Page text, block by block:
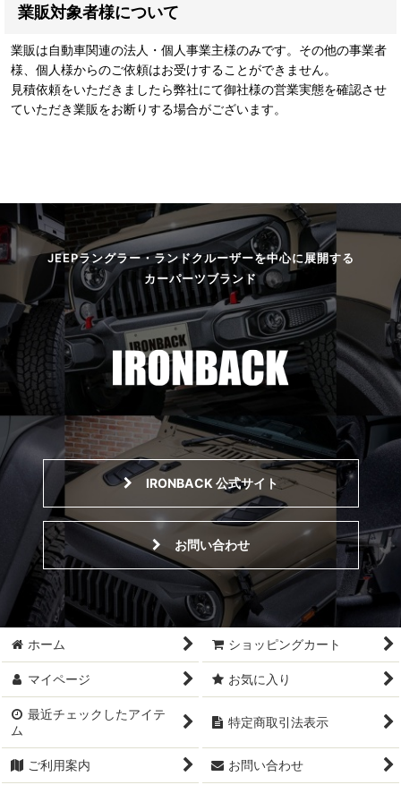
業販対象者様について
業販は自動車関連の法人・個人事業主様のみです。その他の事業者
様、個人様からのご依頼はお受けすることができません。
見積依頼をいただきましたら弊社にて御社様の営業実態を確認させ
ていただき業販をお断りする場合がございます。
JEEPラングラー・ランドクルーザーを中心に展開する
カーパーツブランド
IRONBACK 公式サイト
お問い合わせ
ホーム ショッピングカート
マイページ お気に入り
最近チェックしたアイテ
ム
特定商取引法表示
ご利用案内 お問い合わせ